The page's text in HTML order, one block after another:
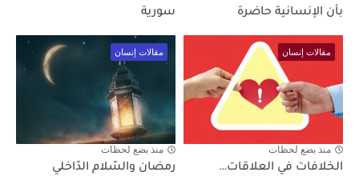
بأن الإنسانية حاضرة
سورية
مقالات إنسان
منذ بضع لحظات
الخلافات في العلاقات…
مقالات إنسان
منذ بضع لحظات
رمضان والسّلام الدّاخلي